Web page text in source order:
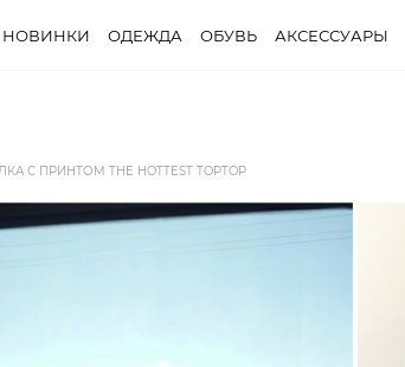
НОВИНКИ ОДЕЖДА ОБУВЬ АКСЕССУАРЫ
С ПРИНТОМ THE HOTTEST TOPTOP